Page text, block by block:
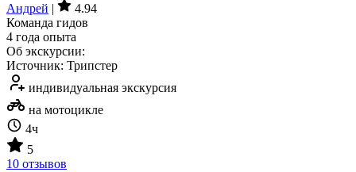
Андрей |
4.94
Команда гидов
4 года опыта
Об экскурсии:
Источник: Трипстер
индивидуальная экскурсия
на мотоцикле
4ч
5
10 отзывов